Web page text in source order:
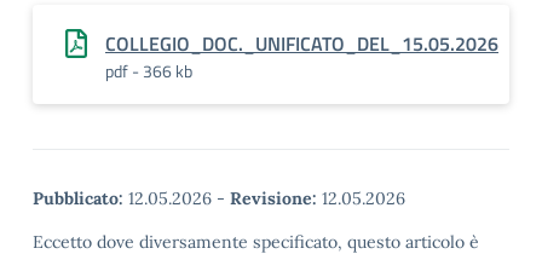
COLLEGIO_DOC._UNIFICATO_DEL_15.05.2026
pdf - 366 kb
Pubblicato: 12.05.2026 - Revisione: 12.05.2026
Eccetto dove diversamente specificato, questo articolo è